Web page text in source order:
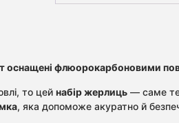
оснащені флюорокарбоновими
то цей набір жерлиць — саме
, яка допоможе акуратно й